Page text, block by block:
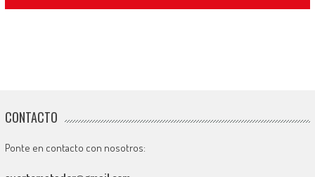
CONTACTO
Ponte en contacto con nosotros: